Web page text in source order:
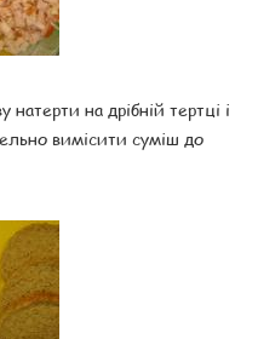
на дрібній тертці і
вимісити суміш до